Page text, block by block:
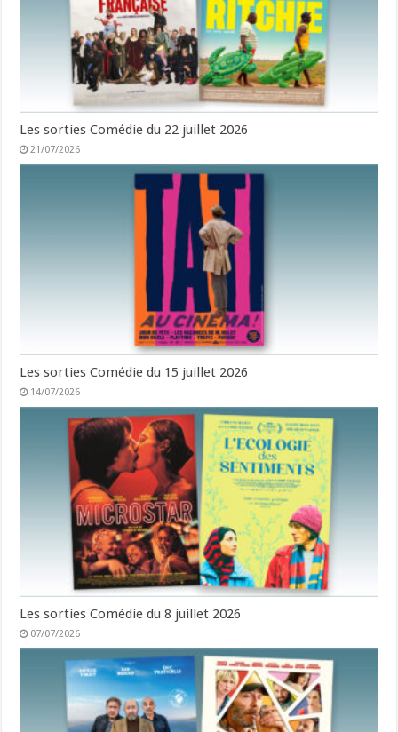
Les sorties Comédie du 22 juillet 2026
21/07/2026
Les sorties Comédie du 15 juillet 2026
14/07/2026
Les sorties Comédie du 8 juillet 2026
07/07/2026